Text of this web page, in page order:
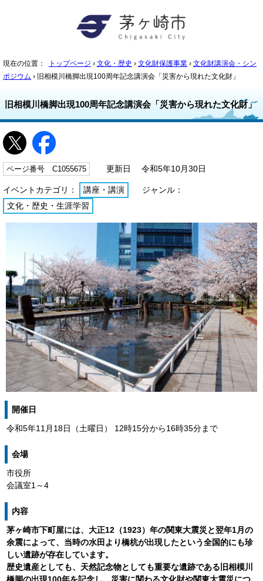
現在の位置： トップページ › 文化・歴史 › 文化財保護事業 › 文化財講演会・シン
ポジウム › 旧相模川橋脚出現100周年記念講演会「災害から現れた文化財」
旧相模川橋脚出現100周年記念講演会「災害から現れた文化財」
ページ番号 C1055675 更新日 令和5年10月30日
イベントカテゴリ： 講座・講演
ジャンル：
文化・歴史・生涯学習
開催日
令和5年11月18日（土曜日） 12時15分から16時35分まで
会場
市役所
会議室1～4
内容
茅ヶ崎市下町屋には、大正12（1923）年の関東大震災と翌年1月の
余震によって、当時の水田より橋杭が出現したという全国的にも珍
しい遺跡が存在しています。
歴史遺産としても、天然記念物としても重要な遺跡である旧相模川